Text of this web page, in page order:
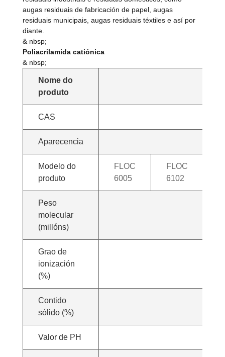
augas residuais de fabricación de papel, augas
residuais municipais, augas residuais téxtiles e así por
diante.
& nbsp;
Poliacrilamida catiónica
& nbsp;
Nome do
produto
CAS
Aparecencia
Modelo do
produto
FLOC
6005
FLOC
6102
Peso
molecular
(millóns)
Grao de
ionización
(%)
Contido
sólido (%)
Valor de PH